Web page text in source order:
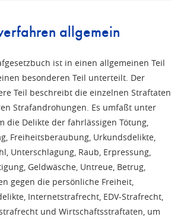
allgemein
ist in einen allgemeinen Teil
besonderen Teil unterteilt. Der
Teil beschreibt die einzelnen Straftaten
Strafandrohungen. Es umfaßt unter
die Delikte der fahrlässigen Tötung,
Freiheitsberaubung, Urkundsdelikte,
Unterschlagung, Raub, Erpressung,
Geldwäsche, Untreue, Betrug,
gegen die persönliche Freiheit,
Internetstrafrecht, EDV-Strafrecht,
und Wirtschaftsstraftaten, um